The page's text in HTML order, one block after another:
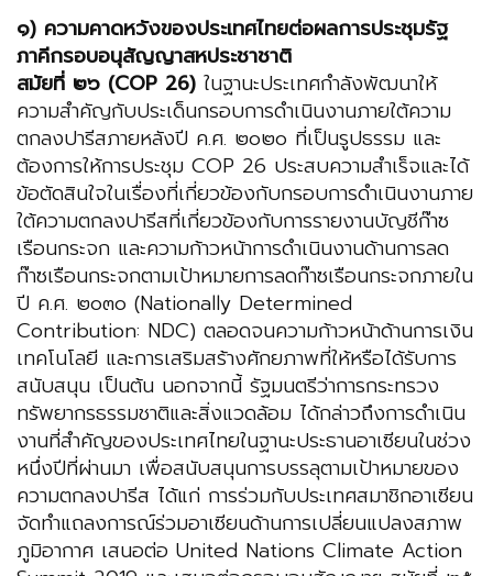
๑) ความคาดหวังของประเทศไทยต่อผลการประชุมรัฐ
ภาคีกรอบอนุสัญญาสหประชาชาติ
สมัยที่ ๒๖ (COP 26) ในฐานะประเทศกำลังพัฒนาให้
ความสำคัญกับประเด็นกรอบการดำเนินงานภายใต้ความ
ตกลงปารีสภายหลังปี ค.ศ. ๒๐๒๐ ที่เป็นรูปธรรม และ
ต้องการให้การประชุม COP 26 ประสบความสำเร็จและได้
ข้อตัดสินใจในเรื่องที่เกี่ยวข้องกับกรอบการดำเนินงานภาย
ใต้ความตกลงปารีสที่เกี่ยวข้องกับการรายงานบัญชีก๊าซ
เรือนกระจก และความก้าวหน้าการดำเนินงานด้านการลด
ก๊าซเรือนกระจกตามเป้าหมายการลดก๊าซเรือนกระจกภายใน
ปี ค.ศ. ๒๐๓๐ (Nationally Determined
Contribution: NDC) ตลอดจนความก้าวหน้าด้านการเงิน
เทคโนโลยี และการเสริมสร้างศักยภาพที่ให้หรือได้รับการ
สนับสนุน เป็นต้น นอกจากนี้ รัฐมนตรีว่าการกระทรวง
ทรัพยากรธรรมชาติและสิ่งแวดล้อม ได้กล่าวถึงการดำเนิน
งานที่สำคัญของประเทศไทยในฐานะประธานอาเซียนในช่วง
หนึ่งปีที่ผ่านมา เพื่อสนับสนุนการบรรลุตามเป้าหมายของ
ความตกลงปารีส ได้แก่ การร่วมกับประเทศสมาชิกอาเซียน
จัดทำแถลงการณ์ร่วมอาเซียนด้านการเปลี่ยนแปลงสภาพ
ภูมิอากาศ เสนอต่อ United Nations Climate Action